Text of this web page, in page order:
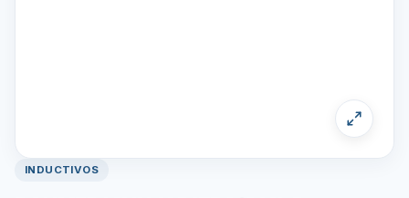
INDUCTIVOS